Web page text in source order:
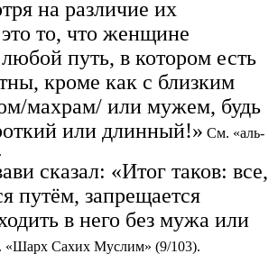
на различие их
то, что женщине
путь, в котором есть
кроме как с близким
махрам/ или мужем, будь
или длинный!» См. «аль-
сказал: «Итог таков: все,
путём, запрещается
в него без мужа или
«Шарх Сахих Муслим» (9/103).